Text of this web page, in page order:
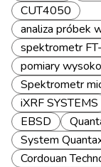
CUT4050
analiza próbek
spektrometr
pomiary
Spektrometr
iXRF SYSTEMS
EBSD
System
Cordouan